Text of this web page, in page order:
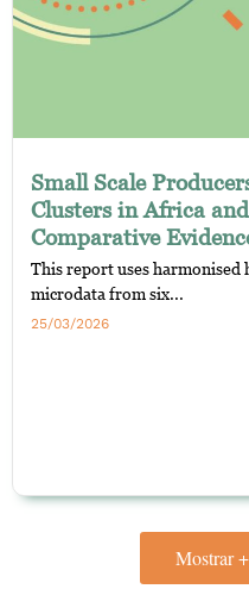
Small Scale
Clusters in Africa
Comparative
This report uses harmonised
microdata from six...
25/03/2026
Mostrar